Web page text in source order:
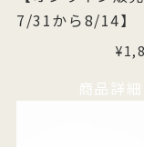
7/31から8/14】
商品詳細